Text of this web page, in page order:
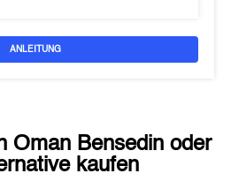
ANLEITUNG
Oman Bensedinoder
kaufen